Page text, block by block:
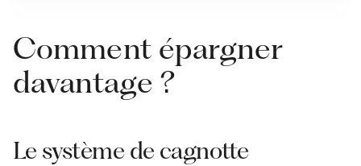
Comment épargner
davantage ?
Le système de cagnotte